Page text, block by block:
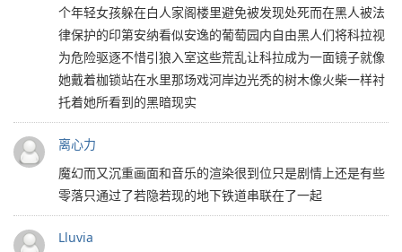
个年轻女孩躲在白人家阁楼里避免被发现处死而在黑人被法
律保护的印第安纳看似安逸的葡萄园内自由黑人们将科拉视
为危险驱逐不惜引狼入室这些荒乱让科拉成为一面镜子就像
她戴着枷锁站在水里那场戏河岸边光秃的树木像火柴一样衬
托着她所看到的黑暗现实
离心力
魔幻而又沉重画面和音乐的渲染很到位只是剧情上还是有些
零落只通过了若隐若现的地下铁道串联在了一起
Lluvia